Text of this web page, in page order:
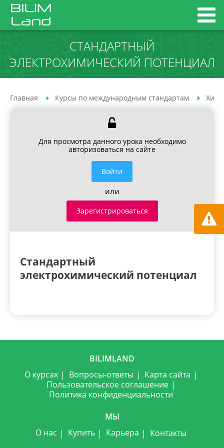
СТАНДАРТНЫЙ
ЭЛЕКТРОХИМИЧЕСКИЙ ПОТЕНЦИАЛ
Главная Курсы по международным стандартам
Для просмотра данного урока необходимо
авторизоваться на сайте
Войти
или
Зарегистрироваться
Стандартный
электрохимический потенциал
BILIMLAND
О курсах
Вопросы-ответы
Карта сайта
Пользовательское соглашение
Политика конфиденциальности
МЫ
О нас
Купить Карьера Контакты